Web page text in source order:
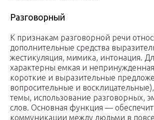
Разговорный
К признакам разговорной речи
дополнительные средства
жестикуляция, мимика, интонация.
характерны емкая и
короткие и выразительные
вопросительные и
темы, использование разговорных,
слов. Основная функция —
коммуникации между людьми в